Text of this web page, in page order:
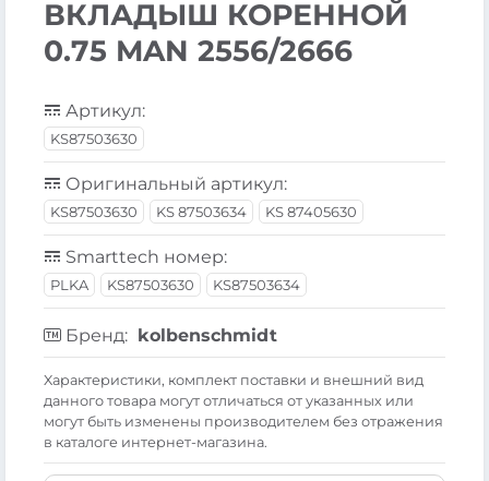
ВКЛАДЫШ КОРЕННОЙ
0.75 MAN 2556/2666
Артикул:
KS87503630
Оригинальный артикул:
KS87503630 KS 87503634 KS 87405630
Smarttech номер:
PLKA KS87503630 KS87503634
Бренд: kolbenschmidt
Xарактеристики, комплект поставки и внешний вид
данного товара могут отличаться от указанных или
могут быть изменены производителем без отражения
в каталоге интернет-магазина.